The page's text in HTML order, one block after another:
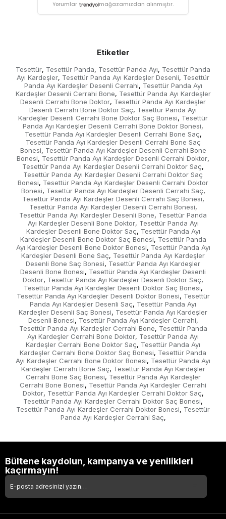
Yorumlar mağazamızdan alınmıştır.
Etiketler
Tesettür, Tesettür Panda, Tesettür Panda Ayı, Tesettür Panda
Ayı Kardeşler, Tesettür Panda Ayı Kardeşler Desenli, Tesettür
Panda Ayı Kardeşler Desenli Cerrahi, Tesettür Panda Ayı
Kardeşler Desenli Cerrahi Bone, Tesettür Panda Ayı Kardeşler
Desenli Cerrahi Bone Doktor, Tesettür Panda Ayı Kardeşler
Desenli Cerrahi Bone Doktor Saç, Tesettür Panda Ayı
Kardeşler Desenli Cerrahi Bone Doktor Saç Bonesi, Tesettür
Panda Ayı Kardeşler Desenli Cerrahi Bone Doktor Bonesi,
Tesettür Panda Ayı Kardeşler Desenli Cerrahi Bone Saç,
Tesettür Panda Ayı Kardeşler Desenli Cerrahi Bone Saç
Bonesi, Tesettür Panda Ayı Kardeşler Desenli Cerrahi Bone
Bonesi, Tesettür Panda Ayı Kardeşler Desenli Cerrahi Doktor,
Tesettür Panda Ayı Kardeşler Desenli Cerrahi Doktor Saç,
Tesettür Panda Ayı Kardeşler Desenli Cerrahi Doktor Saç
Bonesi, Tesettür Panda Ayı Kardeşler Desenli Cerrahi Doktor
Bonesi, Tesettür Panda Ayı Kardeşler Desenli Cerrahi Saç,
Tesettür Panda Ayı Kardeşler Desenli Cerrahi Saç Bonesi,
Tesettür Panda Ayı Kardeşler Desenli Cerrahi Bonesi,
Tesettür Panda Ayı Kardeşler Desenli Bone, Tesettür Panda
Ayı Kardeşler Desenli Bone Doktor, Tesettür Panda Ayı
Kardeşler Desenli Bone Doktor Saç, Tesettür Panda Ayı
Kardeşler Desenli Bone Doktor Saç Bonesi, Tesettür Panda
Ayı Kardeşler Desenli Bone Doktor Bonesi, Tesettür Panda Ayı
Kardeşler Desenli Bone Saç, Tesettür Panda Ayı Kardeşler
Desenli Bone Saç Bonesi, Tesettür Panda Ayı Kardeşler
Desenli Bone Bonesi, Tesettür Panda Ayı Kardeşler Desenli
Doktor, Tesettür Panda Ayı Kardeşler Desenli Doktor Saç,
Tesettür Panda Ayı Kardeşler Desenli Doktor Saç Bonesi,
Tesettür Panda Ayı Kardeşler Desenli Doktor Bonesi, Tesettür
Panda Ayı Kardeşler Desenli Saç, Tesettür Panda Ayı
Kardeşler Desenli Saç Bonesi, Tesettür Panda Ayı Kardeşler
Desenli Bonesi, Tesettür Panda Ayı Kardeşler Cerrahi,
Tesettür Panda Ayı Kardeşler Cerrahi Bone, Tesettür Panda
Ayı Kardeşler Cerrahi Bone Doktor, Tesettür Panda Ayı
Kardeşler Cerrahi Bone Doktor Saç, Tesettür Panda Ayı
Kardeşler Cerrahi Bone Doktor Saç Bonesi, Tesettür Panda
Ayı Kardeşler Cerrahi Bone Doktor Bonesi, Tesettür Panda Ayı
Kardeşler Cerrahi Bone Saç, Tesettür Panda Ayı Kardeşler
Cerrahi Bone Saç Bonesi, Tesettür Panda Ayı Kardeşler
Cerrahi Bone Bonesi, Tesettür Panda Ayı Kardeşler Cerrahi
Doktor, Tesettür Panda Ayı Kardeşler Cerrahi Doktor Saç,
Tesettür Panda Ayı Kardeşler Cerrahi Doktor Saç Bonesi,
Tesettür Panda Ayı Kardeşler Cerrahi Doktor Bonesi, Tesettür
Panda Ayı Kardeşler Cerrahi Saç,
Bültene kaydolun, kampanya ve yenilikleri
kaçırmayın!